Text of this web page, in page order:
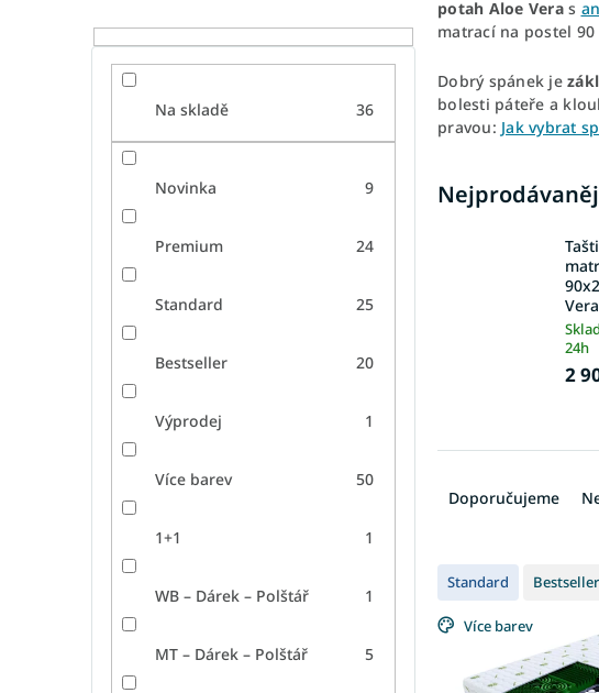
Na skladě 36
Novinka 9
Premium 24
Standard 25
Bestseller 20
Výprodej 1
Více barev 50
1+1 1
WB – Dárek – Polštář 1
MT – Dárek – Polštář 5
potah Aloe Veras
matrací na postel
Dobrý spánek je
bolesti páteře a
pravou: Jak vybrat
Vera
24h
2
n
p
r
Doporučujeme
V
ý
p
i
Standard Bestseller
Více barev